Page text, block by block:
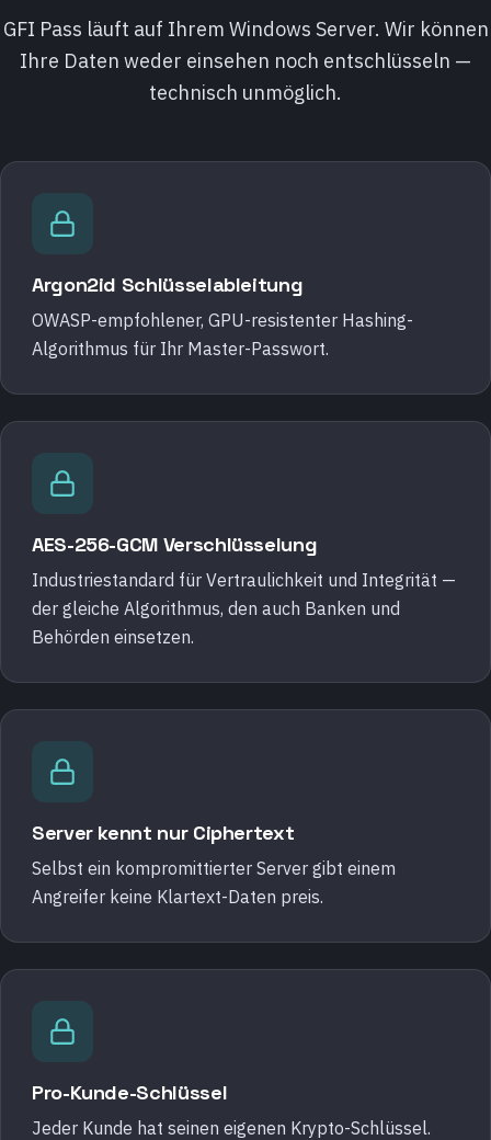
GFI Pass läuft auf Ihrem Windows Server. Wir können
Ihre Daten weder einsehen noch entschlüsseln —
technisch unmöglich.
Argon2id Schlüsselableitung
OWASP-empfohlener, GPU-resistenter Hashing-
Algorithmus für Ihr Master-Passwort.
AES-256-GCM Verschlüsselung
Industriestandard für Vertraulichkeit und Integrität —
der gleiche Algorithmus, den auch Banken und
Behörden einsetzen.
Server kennt nur Ciphertext
Selbst ein kompromittierter Server gibt einem
Angreifer keine Klartext-Daten preis.
Pro-Kunde-Schlüssel
Jeder Kunde hat seinen eigenen Krypto-Schlüssel.